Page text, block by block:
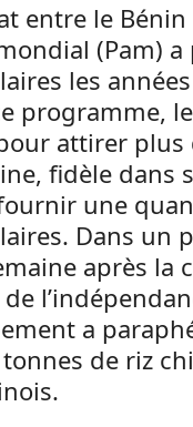
entre le
(Pam)
les
programme,
attirer plus
fidèle dans
une
Dans un
après la
a
de riz